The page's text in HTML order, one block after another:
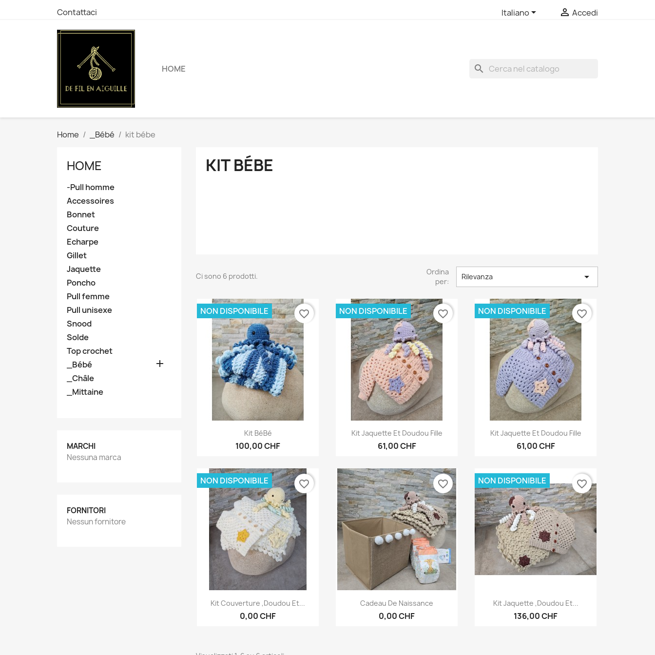
Contattaci Italiano  Accedi
HOME search
Home _Bébé kit bébe
HOME
-Pull homme
Accessoires
Bonnet
Couture
Echarpe
Gillet
Jaquette
Poncho
Pull femme
Pull unisexe
Snood
Solde
Top crochet
_Bébé

_Châle
_Mittaine
MARCHI
Nessuna marca
FORNITORI
Nessun fornitore
KIT BÉBE
Ci sono 6 prodotti.
Ordina
per:
Rilevanza 
Anteprima
Kit BéBé
100,00 CHF
NON DISPONIBILE favorite_border
Anteprima
Kit Jaquette Et Doudou Fille
61,00 CHF
NON DISPONIBILE favorite_border
Anteprima
Kit Jaquette Et Doudou Fille
61,00 CHF
NON DISPONIBILE favorite_border
Anteprima
Kit Couverture ,Doudou Et...
0,00 CHF
NON DISPONIBILE favorite_border
Anteprima
Cadeau De Naissance
0,00 CHF
favorite_border
Anteprima
Kit Jaquette ,Doudou Et...
136,00 CHF
NON DISPONIBILE favorite_border